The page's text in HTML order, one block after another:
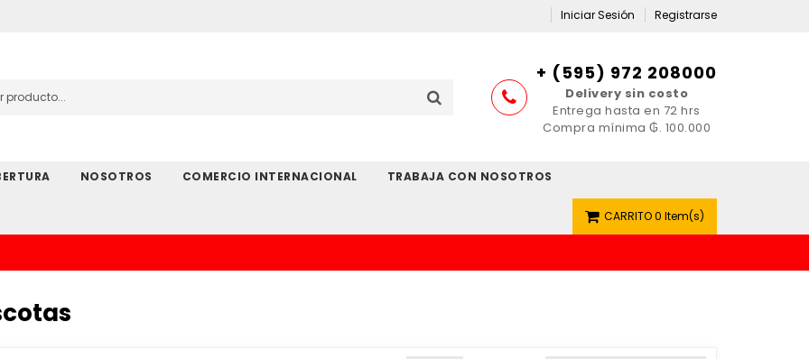
Iniciar Sesión Registrarse
+ (595) 972 208000
Delivery sin costo
Entrega hasta en 72 hrs
Compra mínima ₲. 100.000
NOSOTROS COMERCIO INTERNACIONAL TRABAJA CON NOSOTROS
CARRITO0 Item(s)